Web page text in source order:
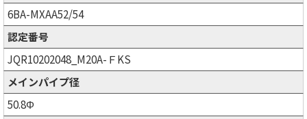
6BA-MXAA52/54
認定番号
JQR10202048_M20A-ＦKS
メインパイプ径
50.8Φ